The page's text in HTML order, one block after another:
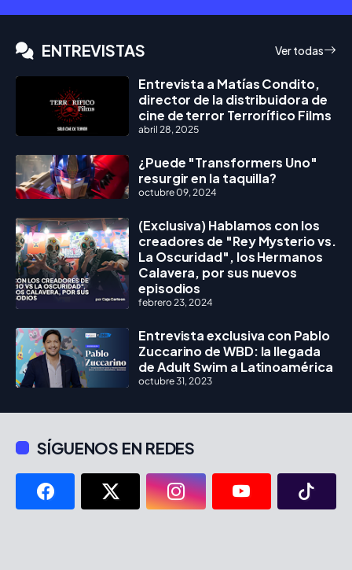
ENTREVISTAS Ver todas
Entrevista a Matías Condito,
director de la distribuidora de
cine de terror Terrorífico Films
abril 28, 2025
¿Puede "Transformers Uno"
resurgir en la taquilla?
octubre 09, 2024
(Exclusiva) Hablamos con los
creadores de "Rey Mysterio vs.
La Oscuridad", los Hermanos
Calavera, por sus nuevos
episodios
febrero 23, 2024
Entrevista exclusiva con Pablo
Zuccarino de WBD: la llegada
de Adult Swim a Latinoamérica
octubre 31, 2023
SÍGUENOS EN REDES